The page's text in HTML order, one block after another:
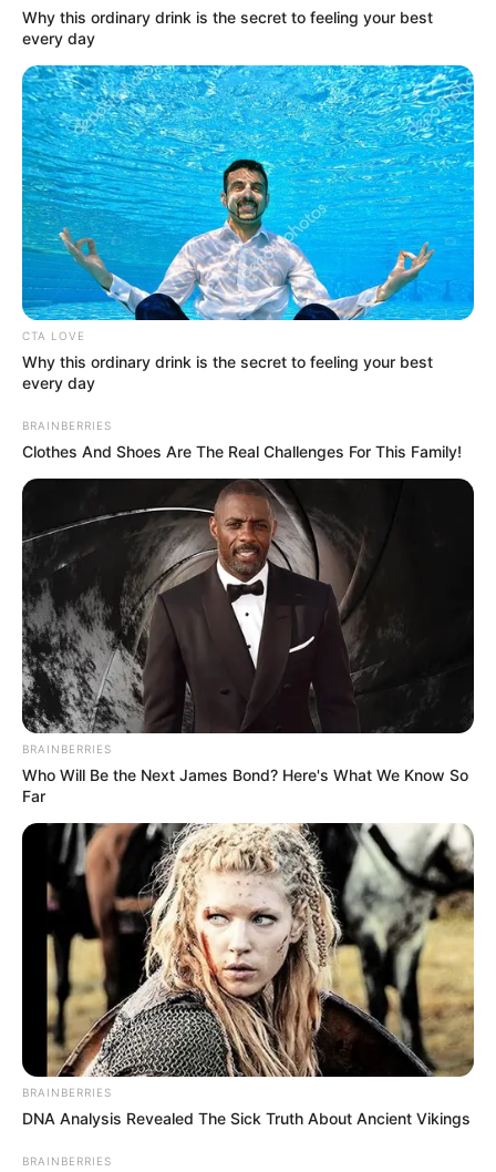
ansiosos: anuncian
cuándo se volverá a
transmitir la novela
NOVELAS
Zharick León de Pasión de
Gavilanes reveló 'tortura'
que vivió grabando la
novela: "Yo sufría"
NOVELAS DE RCN
Plaza
ESTADOS UNIDOS
Actor de Pasión de
Gavilanes tocó la fama y
terminó durmiendo en el
piso
CARGAR MÁS
TEMAS DESTACADOS
EMERGENCIAS POR LLUVIAS
FUERTES LLUVIAS
VIA AL LLANO
LIGA BETPLAY
METRO DE MEDELLÍN
CORTES DE LUZ
CORTES DE AGUA
FENÓMENO DEL NIÑO
Why this ordinary drink is the secret to feeling your best
every day
CTA LOVE
Why this ordinary drink is the secret to feeling your best
every day
BRAINBERRIES
Clothes And Shoes Are The Real Challenges For This Family!
BRAINBERRIES
Who Will Be the Next James Bond? Here's What We Know So
Far
BRAINBERRIES
DNA Analysis Revealed The Sick Truth About Ancient Vikings
BRAINBERRIES